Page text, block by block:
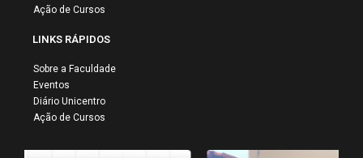
Ação de Cursos
LINKS RÁPIDOS
Sobre a Faculdade
Eventos
Diário Unicentro
Ação de Cursos